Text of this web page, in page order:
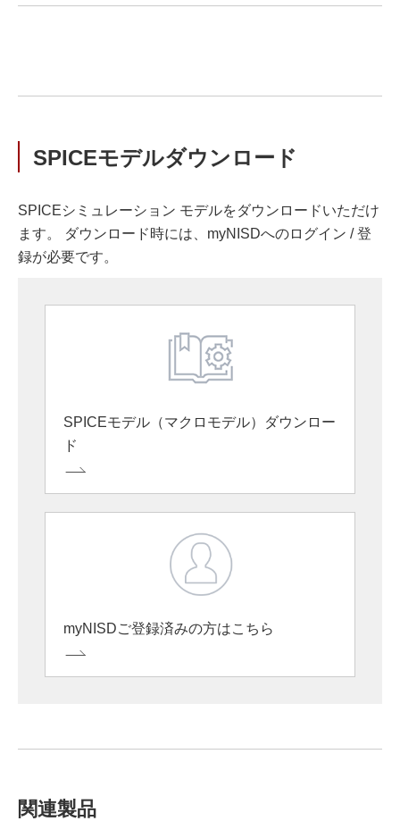
SPICEモデルダウンロード
SPICEシミュレーション モデルをダウンロードいただけ
ます。 ダウンロード時には、myNISDへのログイン / 登
録が必要です。
SPICEモデル（マクロモデル）ダウンロー
ド
myNISDご登録済みの方はこちら
関連製品